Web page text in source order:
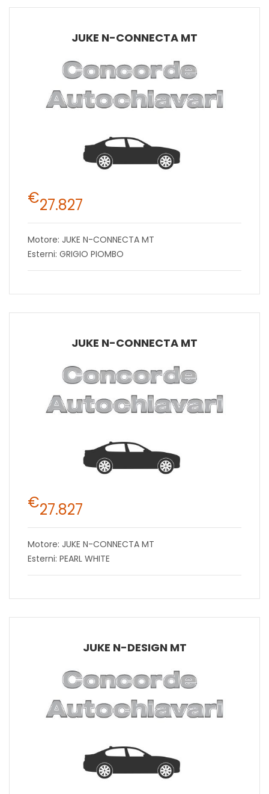
JUKE N-CONNECTA MT
€27.827
Motore: JUKE N-CONNECTA MT
Esterni: GRIGIO PIOMBO
JUKE N-CONNECTA MT
€27.827
Motore: JUKE N-CONNECTA MT
Esterni: PEARL WHITE
JUKE N-DESIGN MT